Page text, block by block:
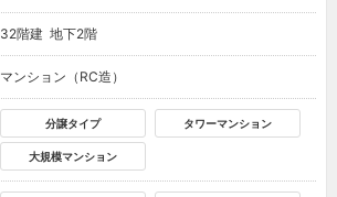
32階建 地下2階
マンション（RC造）
分譲タイプ タワーマンション
大規模マンション